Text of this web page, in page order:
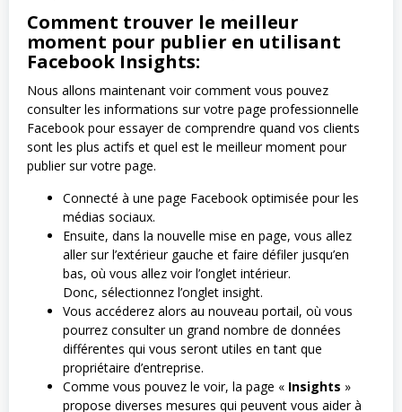
Comment trouver le meilleur
moment pour publier en utilisant
Facebook Insights:
Nous allons maintenant voir comment vous pouvez
consulter les informations sur votre page professionnelle
Facebook pour essayer de comprendre quand vos clients
sont les plus actifs et quel est le meilleur moment pour
publier sur votre page.
Connecté à une page Facebook optimisée pour les
médias sociaux.
Ensuite, dans la nouvelle mise en page, vous allez
aller sur l’extérieur gauche et faire défiler jusqu’en
bas, où vous allez voir l’onglet intérieur.
Donc, sélectionnez l’onglet insight.
Vous accéderez alors au nouveau portail, où vous
pourrez consulter un grand nombre de données
différentes qui vous seront utiles en tant que
propriétaire d’entreprise.
Comme vous pouvez le voir, la page « Insights »
propose diverses mesures qui peuvent vous aider à